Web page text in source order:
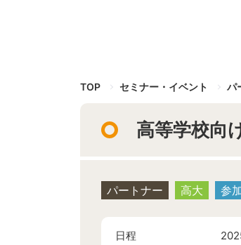
TOP セミナー・イベント パ
高等学校向
パートナー 高大 参
日程